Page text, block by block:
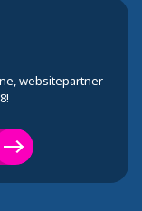
websitepartner